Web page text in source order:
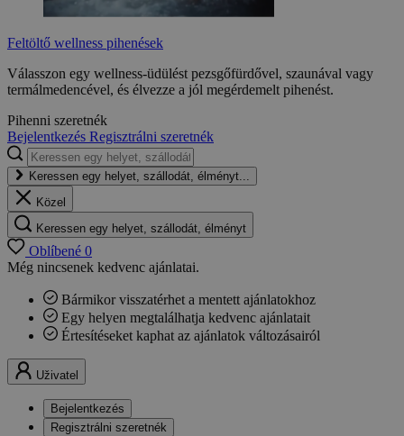
Feltöltő wellness pihenések
Válasszon egy wellness-üdülést pezsgőfürdővel, szaunával vagy
termálmedencével, és élvezze a jól megérdemelt pihenést.
Pihenni szeretnék
Bejelentkezés Regisztrálni szeretnék
Keressen egy helyet, szállodát, élményt...
Közel
Keressen egy helyet, szállodát, élményt
Oblíbené 0
Még nincsenek kedvenc ajánlatai.
Bármikor visszatérhet a mentett ajánlatokhoz
Egy helyen megtalálhatja kedvenc ajánlatait
Értesítéseket kaphat az ajánlatok változásairól
Uživatel
Bejelentkezés
Regisztrálni szeretnék